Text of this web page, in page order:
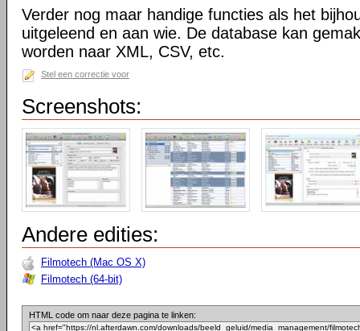
Verder nog maar handige functies als het
uitgeleend en aan wie. De database kan
worden naar XML, CSV, etc.
Stel een correctie voor
Screenshots:
Andere edities:
Filmotech (Mac OS X)
Filmotech (64-bit)
HTML code om naar deze pagina te linken: